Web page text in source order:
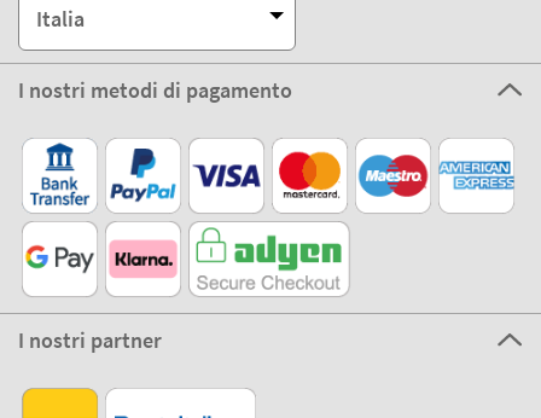
Italia
I nostri metodi di pagamento
I nostri partner